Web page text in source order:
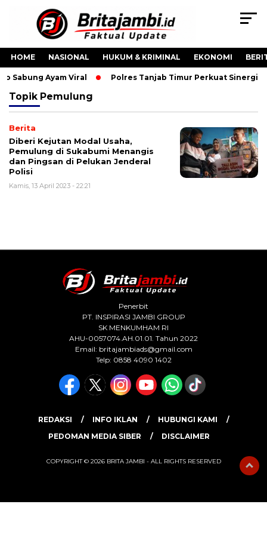
HOME NASIONAL HUKUM & KRIMINAL EKONOMI
Sabung Ayam Viral Polres Tanjab Timur Perkuat Sinergi
Topik Pemulung
Berita
Diberi Kejutan Modal Usaha,
Pemulung di Sukabumi Menangis
dan Pingsan di Pelukan Jenderal
Polisi
Kamis, 13 April 2023 - 22:21
Penerbit
PT. INSPIRASI JAMBI GROUP
SK MENKUMHAM RI
AHU-0057074.AH.01.01. Tahun 2022
Email: britajambiads@gmail.com
Telp: 0858 4090 1402
REDAKSI INFO IKLAN
HUBUNGI KAMI
PEDOMAN MEDIA SIBER
DISCLAIMER
COPYRIGHT © 2026 BRITA JAMBI - ALL RIGHTS RESERVED